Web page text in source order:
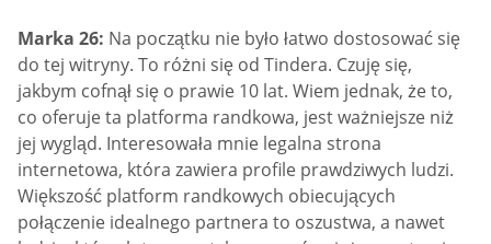
Marka 26: Na początku nie było łatwo dostosować się
do tej witryny. To różni się od Tindera. Czuję się,
jakbym cofnął się o prawie 10 lat. Wiem jednak, że to,
co oferuje ta platforma randkowa, jest ważniejsze niż
jej wygląd. Interesowała mnie legalna strona
internetowa, która zawiera profile prawdziwych ludzi.
Większość platform randkowych obiecujących
połączenie idealnego partnera to oszustwa, a nawet